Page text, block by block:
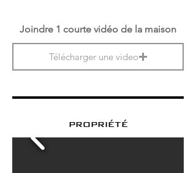
Joindre 1 courte vidéo de la maison
Télécharger une video
propriété